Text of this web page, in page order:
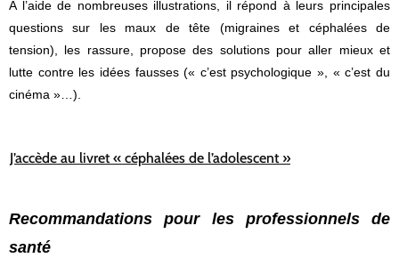
A l’aide de nombreuses illustrations, il répond à leurs principales
questions sur les maux de tête (migraines et céphalées de
tension), les rassure, propose des solutions pour aller mieux et
lutte contre les idées fausses (« c’est psychologique », « c’est du
cinéma »…).
J’accède au livret « céphalées de l’adolescent »
Recommandations pour les professionnels de
santé